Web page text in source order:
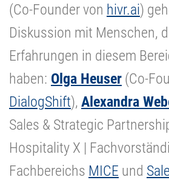
(Co-Founder von hivr.ai)
Diskussion mit Menschen,
Erfahrungen in diesem
haben: Olga Heuser (Co-
DialogShift), Alexandra
Sales & Strategic
Hospitality X |
Fachbereichs MICE und